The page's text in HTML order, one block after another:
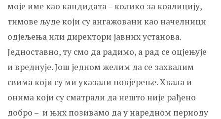
моје име као кандидата – колико за коалицију,
тимове људе који су ангажовани као начелници
одјељења или директори јавних установа.
Једноставно, ту смо да радимо, а рад се оцјењује
и вреднује. Још једном желим да се захвалим
свима који су ми указали повјерење. Хвала и
онима који су сматрали да нешто није рађено
добро – и њих позивамо да у наредном периоду